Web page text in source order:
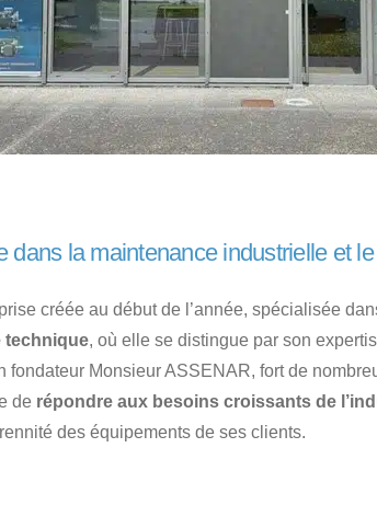
dans la maintenance industrielle et
créée au début de l’année, spécialisée
technique, où elle se distingue par son
fondateur Monsieur ASSENAR, fort de
de répondre aux besoins croissants de
des équipements de ses clients.